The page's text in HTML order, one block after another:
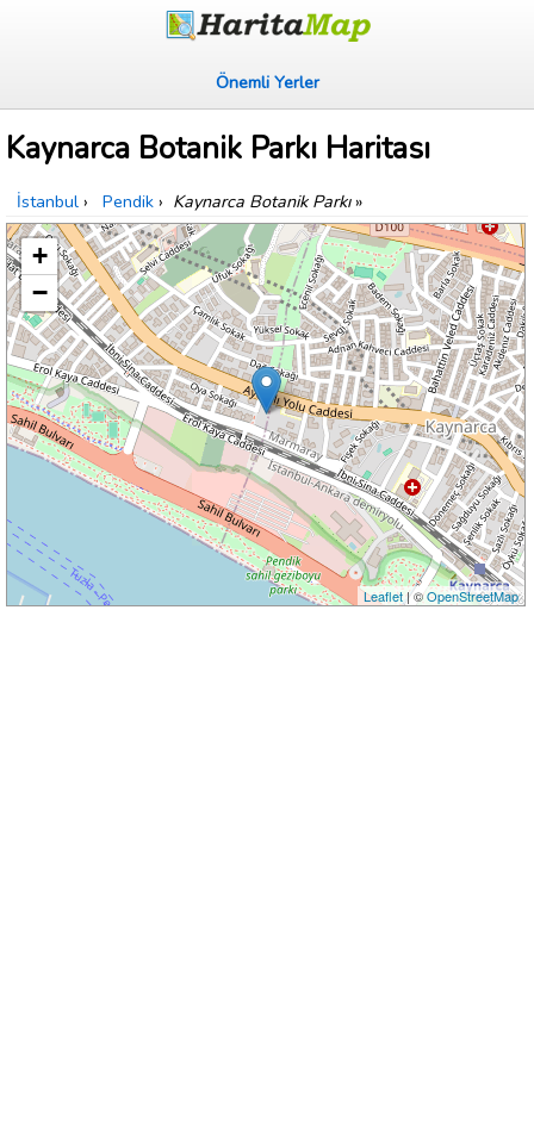
Önemli Yerler
Kaynarca Botanik Parkı Haritası
İstanbul › Pendik › Kaynarca Botanik Parkı»
+
−
Leaflet| ©OpenStreetMap